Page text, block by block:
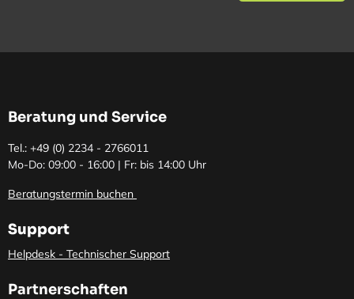
Beratung und Service
Tel.: +49 (0) 2234 - 2766011
Mo-Do: 09:00 - 16:00 | Fr: bis 14:00 Uhr
Beratungstermin buchen
Support
Helpdesk - Technischer Support
Partnerschaften